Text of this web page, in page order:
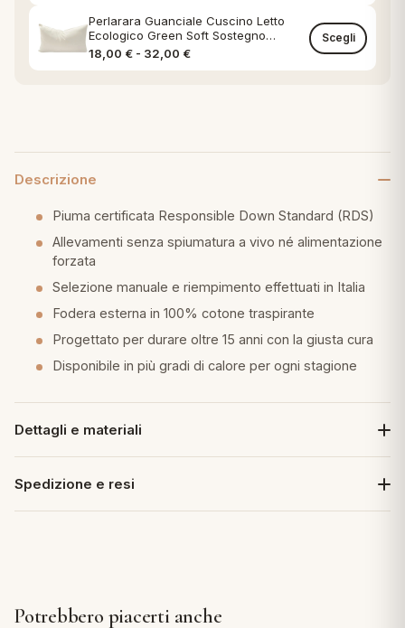
Perlarara Guanciale Cuscino Letto
Ecologico Green Soft Sostegno
Classico federa in Cotone Naturale
18,00 € - 32,00 €Fascia di prezzo: da 18,00 € a
Scegli
Descrizione
Piuma certificata Responsible Down Standard (RDS)
Allevamenti senza spiumatura a vivo né alimentazione
forzata
Selezione manuale e riempimento effettuati in Italia
Fodera esterna in 100% cotone traspirante
Progettato per durare oltre 15 anni con la giusta cura
Disponibile in più gradi di calore per ogni stagione
Dettagli e materiali
Spedizione e resi
Potrebbero piacerti anche